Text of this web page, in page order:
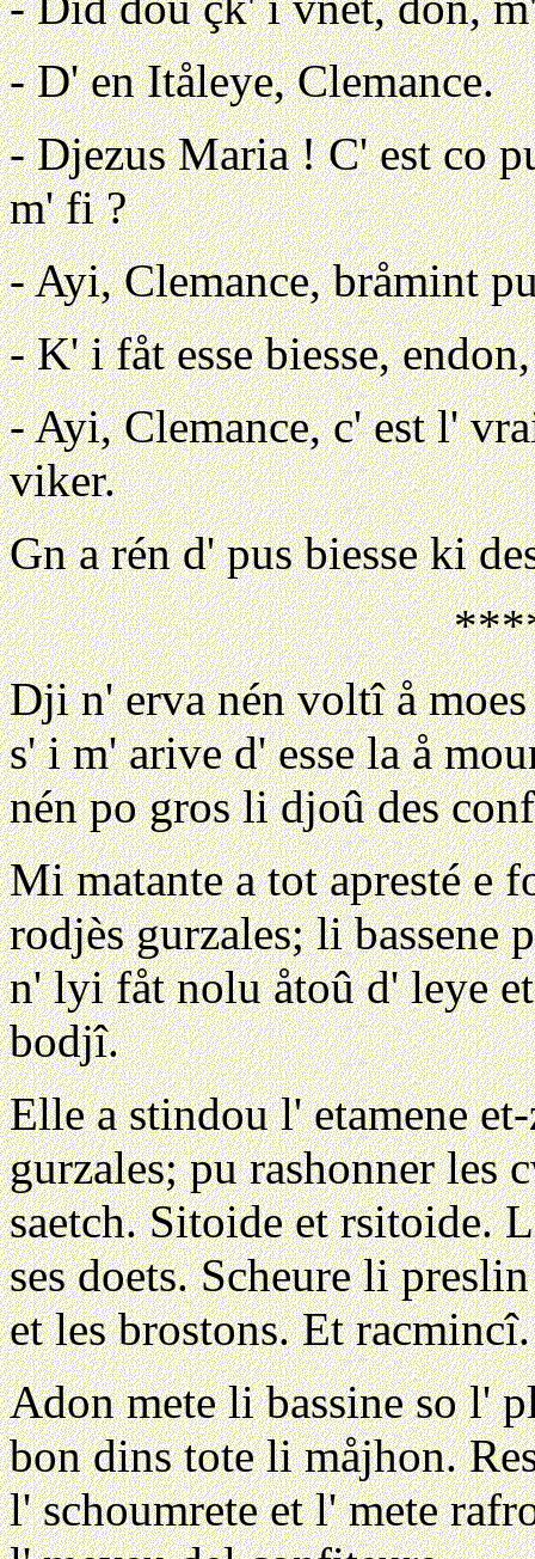
- D' en Itåleye, Clemance.
- Djezus Maria ! C' est co
m' fi ?
- Ayi, Clemance, bråmint
- K' i fåt esse biesse,
- Ayi, Clemance, c' est l'
viker.
Gn a rén d' pus biesse ki
Dji n' erva nén voltî å
s' i m' arive d' esse la å
nén po gros li djoû des
Mi matante a tot apresté e
rodjès gurzales; li bassene
n' lyi fåt nolu åtoû d' leye
bodjî.
Elle a stindou l' etamene
gurzales; pu rashonner les
saetch. Sitoide et rsitoide.
ses doets. Scheure li
et les brostons. Et racmincî.
Adon mete li bassine so l'
bon dins tote li måjhon.
l' schoumrete et l' mete